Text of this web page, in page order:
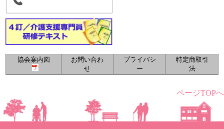
ページTOPへ
協会案内図
お問い合わ
せ
プライバシ
ー
特定商取引
法